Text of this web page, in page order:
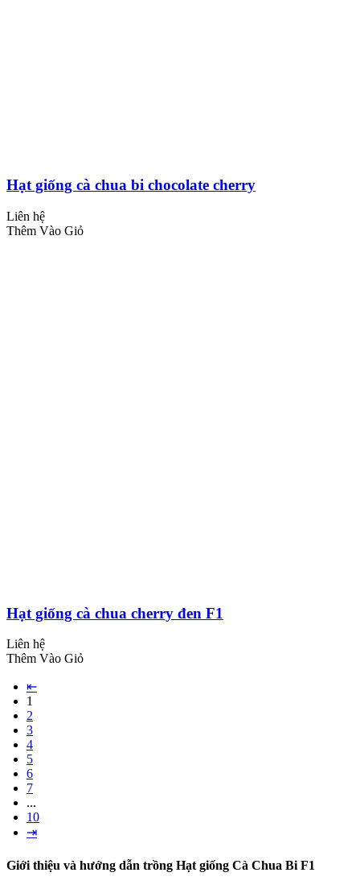
Hạt giống cà chua bi chocolate cherry
Liên hệ
Thêm Vào Giỏ
Hạt giống cà chua cherry đen F1
Liên hệ
Thêm Vào Giỏ
⇤
1
2
3
4
5
6
7
...
10
⇥
Giới thiệu và hướng dẫn trồng Hạt giống Cà Chua Bi F1